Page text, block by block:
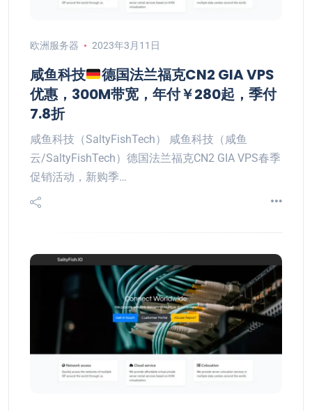
欧洲服务器 2023年3月11日
咸鱼科技
德国法兰福克CN2 GIA VPS
优惠，300M带宽，年付￥280起，季付
7.8折
咸鱼科技（SaltyFishTech） 咸鱼科技（咸鱼
云/SaltyFishTech）德国法兰福克CN2 GIA VPS春季
促销活动，新购季…